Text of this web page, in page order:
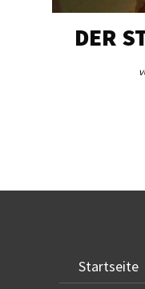
DER
Startseite